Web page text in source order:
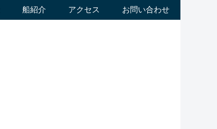
船紹介 アクセス お問い合わせ